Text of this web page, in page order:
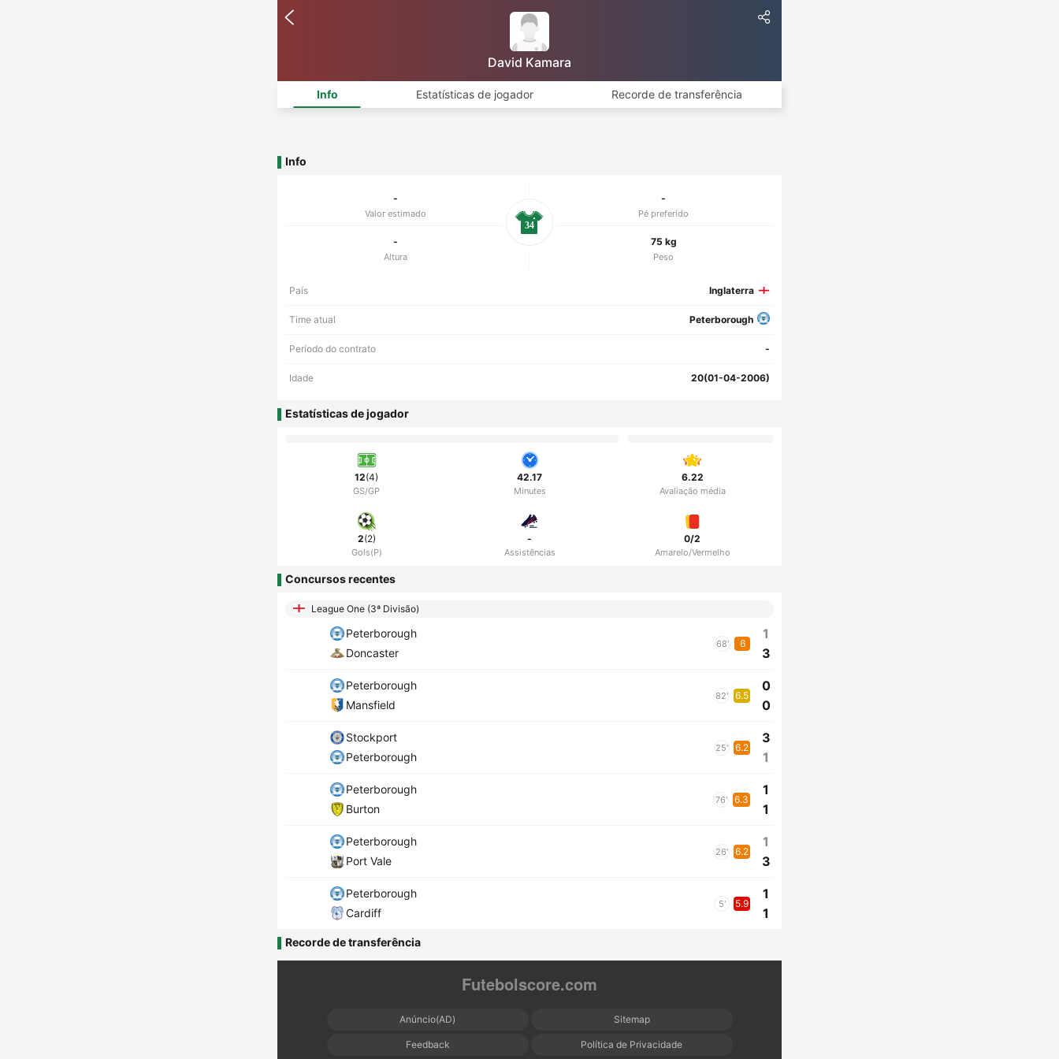
David Kamara
Info Estatísticas de jogador Recorde de transferência
Info
-
Valor estimado
-
Pé preferido
-
Altura
75 kg
Peso
34
País Inglaterra
Time atual Peterborough
Período do contrato -
Idade 20(01-04-2006)
Estatísticas de jogador
12(4)
GS/GP
42.17
Minutes
6.22
Avaliação média
2(2)
Gols(P)
-
Assistências
0/2
Amarelo/Vermelho
Concursos recentes
League One (3ª Divisão)
Peterborough
Doncaster
68' 6
1
3
Peterborough
Mansfield
82' 6.5
0
0
Stockport
Peterborough
25' 6.2
3
1
Peterborough
Burton
76' 6.3
1
1
Peterborough
Port Vale
26' 6.2
1
3
Peterborough
Cardiff
5' 5.9
1
1
Recorde de transferência
Futebolscore.com
Anúncio(AD) Sitemap
Feedback Política de Privacidade